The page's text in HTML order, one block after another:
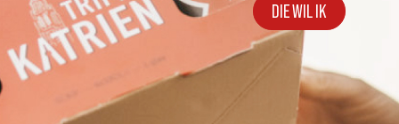
DIE WIL IK